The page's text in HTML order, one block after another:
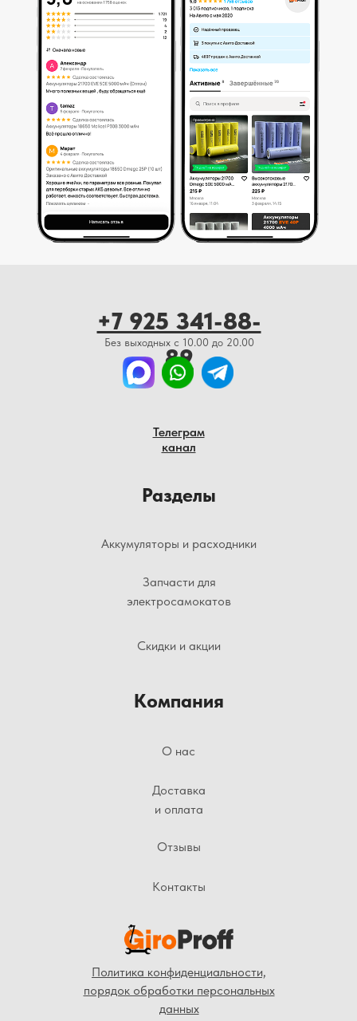
Политика конфиденциальности,
порядок обработки персональных
данных
Разделы
Аккумуляторы и расходники
Запчасти для
электросамокатов
Скидки и акции
Компания
О нас
Отзывы
Доставка
и оплата
+7 925 341-88-
89
Без выходных с 10.00 до 20.00
Телеграм
канал
Контакты